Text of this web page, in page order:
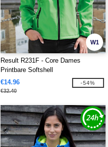
W1
Result R231F - Core Dames
Printbare Softshell
€14.96
€32.40
-54%